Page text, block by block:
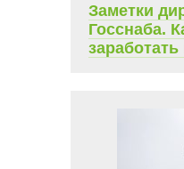
Заметки
Госснаба.